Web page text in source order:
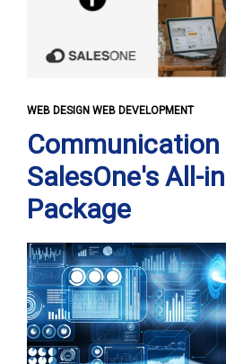
WEB DESIGN WEB DEVELOPMENT
SalesOne's All-
Package